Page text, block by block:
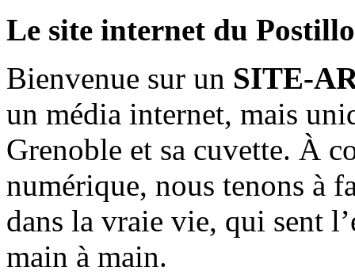
Le site internet du
Bienvenue sur un SITE-
un média internet, mais
Grenoble et sa cuvette. À
numérique, nous tenons à
dans la vraie vie, qui sent
main à main.